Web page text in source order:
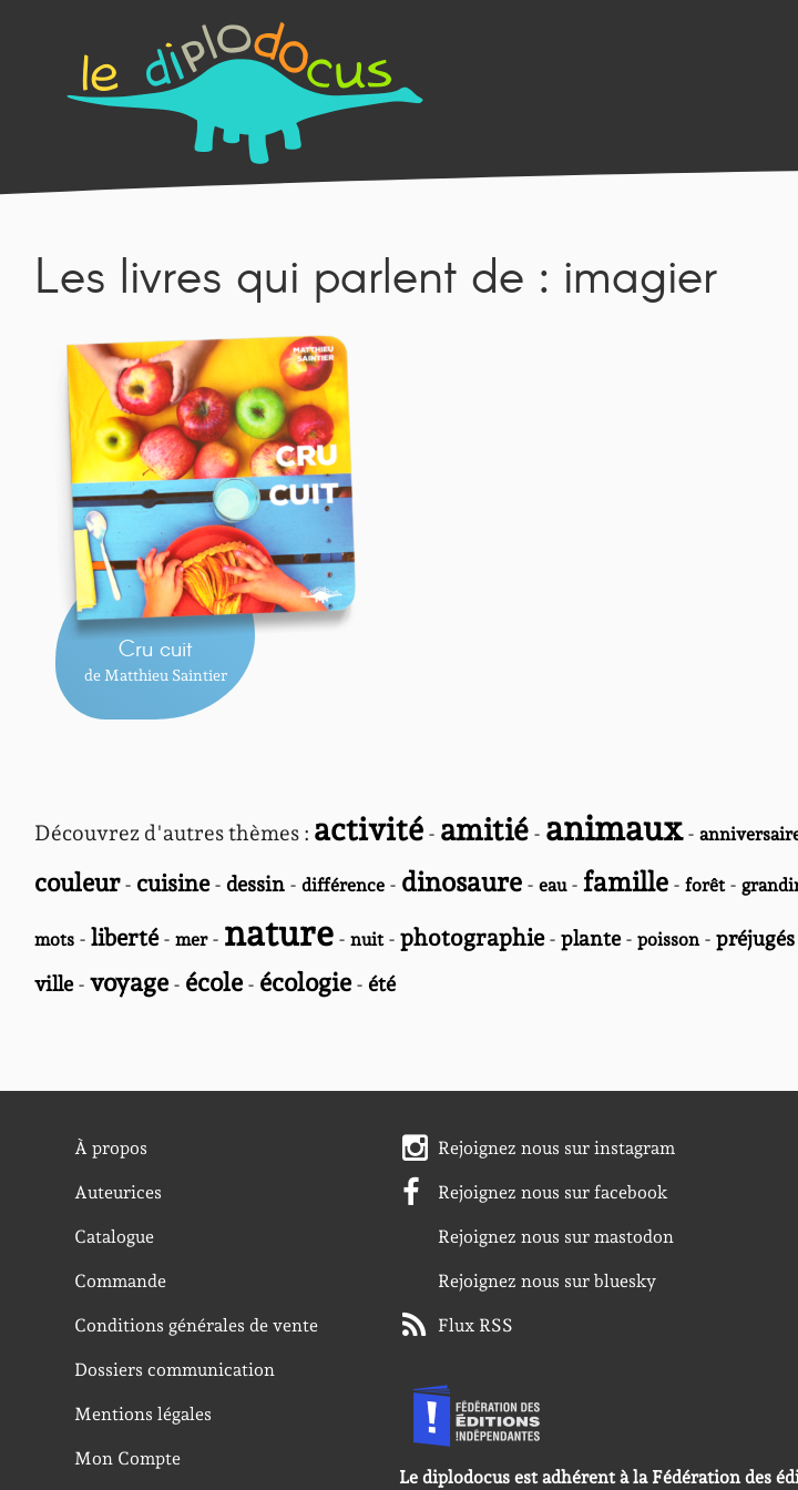
Les livres qui parlent de : imagier
Cru cuit
de Matthieu Saintier
Découvrez d'autres thèmes : activité - amitié - animaux-
couleur- cuisine- dessin - différence - dinosaure - eau- famille - forêt-
mots - liberté- mer- nature - nuit- photographie- plante- poisson- préjugés
ville- voyage - école - écologie - été
À propos
Auteurices
Catalogue
Commande
Conditions générales de vente
Dossiers communication
Mentions légales
Mon Compte
Rejoignez nous sur instagram
Rejoignez nous sur facebook
Rejoignez nous sur mastodon
Rejoignez nous sur bluesky
Flux RSS
Le diplodocus est adhérent à la Fédération des